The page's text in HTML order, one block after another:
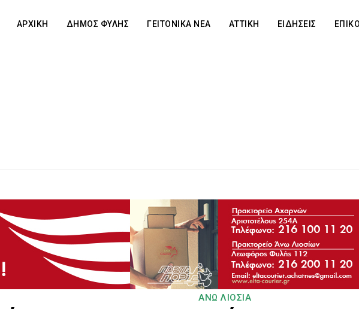
ΑΡΧΙΚΗ ΔΗΜΟΣ ΦΥΛΗΣ ΓΕΙΤΟΝΙΚΑ ΝΕΑ ΑΤΤΙΚΗ ΕΙΔΗΣΕΙΣ
ΑΝΩ ΛΙΟΣΙΑ